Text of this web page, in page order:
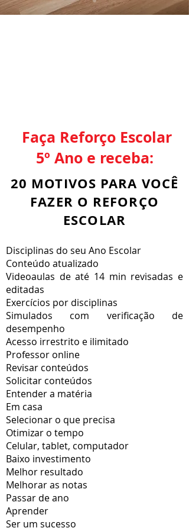
Faça Reforço Escolar
5º Ano e receba:
20 MOTIVOS PARA VOCÊ
FAZER O REFORÇO
ESCOLAR
Disciplinas do seu Ano Escolar
Conteúdo atualizado
Videoaulas de até 14 min revisadas e
editadas
Exercícios por disciplinas
Simulados com verificação de
desempenho
Acesso irrestrito e ilimitado
Professor online
Revisar conteúdos
Solicitar conteúdos
Entender a matéria
Em casa
Selecionar o que precisa
Otimizar o tempo
Celular, tablet, computador
Baixo investimento
Melhor resultado
Melhorar as notas
Passar de ano
Aprender
Ser um sucesso